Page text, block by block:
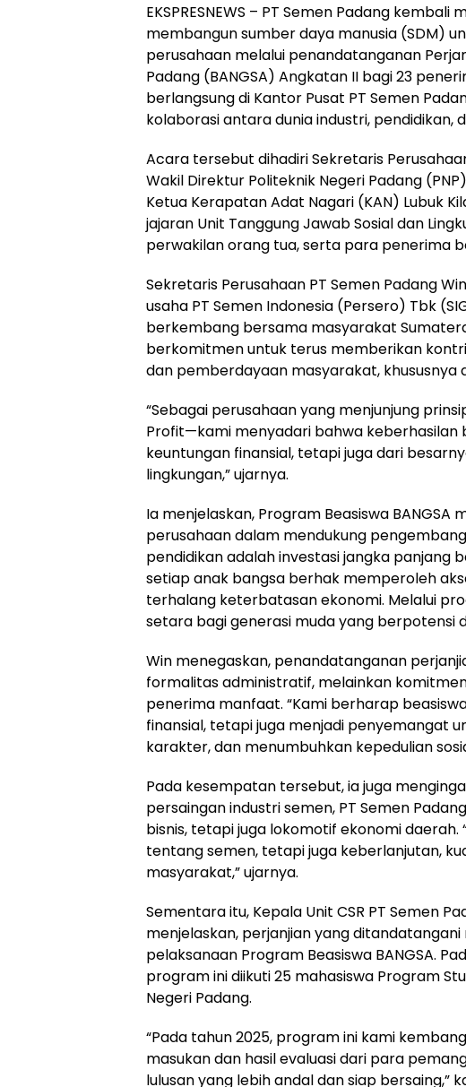
EKSPRESNEWS – PT Semen Padang
membangun sumber daya manusia (SDM)
perusahaan melalui penandatanganan
Padang (BANGSA) Angkatan II bagi 23
berlangsung di Kantor Pusat PT Semen
kolaborasi antara dunia industri, pendidikan,
Acara tersebut dihadiri Sekretaris
Wakil Direktur Politeknik Negeri Padang
Ketua Kerapatan Adat Nagari (KAN) Lubuk
jajaran Unit Tanggung Jawab Sosial dan
perwakilan orang tua, serta para penerima
Sekretaris Perusahaan PT Semen Padang
usaha PT Semen Indonesia (Persero) Tbk
berkembang bersama masyarakat
berkomitmen untuk terus memberikan
dan pemberdayaan masyarakat, khususnya
“Sebagai perusahaan yang menjunjung
Profit—kami menyadari bahwa keberhasilan
keuntungan finansial, tetapi juga dari
lingkungan,” ujarnya.
Ia menjelaskan, Program Beasiswa
perusahaan dalam mendukung
pendidikan adalah investasi jangka panjang
setiap anak bangsa berhak memperoleh
terhalang keterbatasan ekonomi. Melalui
setara bagi generasi muda yang berpotensi
Win menegaskan, penandatanganan
formalitas administratif, melainkan
penerima manfaat. “Kami berharap
finansial, tetapi juga menjadi penyemangat
karakter, dan menumbuhkan kepedulian
Pada kesempatan tersebut, ia juga
persaingan industri semen, PT Semen
bisnis, tetapi juga lokomotif ekonomi daerah.
tentang semen, tetapi juga keberlanjutan,
masyarakat,” ujarnya.
Sementara itu, Kepala Unit CSR PT Semen
menjelaskan, perjanjian yang
pelaksanaan Program Beasiswa BANGSA.
program ini diikuti 25 mahasiswa Program
Negeri Padang.
“Pada tahun 2025, program ini kami
masukan dan hasil evaluasi dari para
lulusan yang lebih andal dan siap bersaing,”